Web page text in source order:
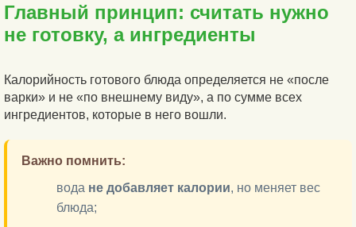
Главный принцип: считать нужно
не готовку, а ингредиенты
Калорийность готового блюда определяется не «после
варки» и не «по внешнему виду», а по сумме всех
ингредиентов, которые в него вошли.
Важно помнить:
вода не добавляет калории, но меняет вес
блюда;